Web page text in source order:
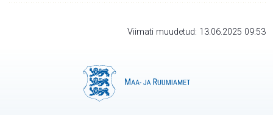
Viimati muudetud: 13.06.2025 09:53